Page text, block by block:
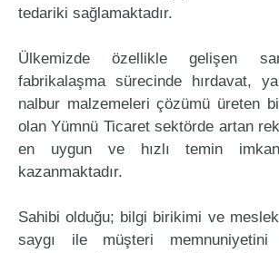
tedariki sağlamaktadır.
Ülkemizde özellikle gelişen
fabrikalaşma sürecinde hırdavat,
nalbur malzemeleri çözümü üreten
olan Yümnü Ticaret sektörde artan
en uygun ve hızlı temin
kazanmaktadır.
Sahibi olduğu; bilgi birikimi ve
saygı ile müşteri